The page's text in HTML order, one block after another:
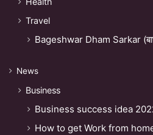
Travel
Bageshwar Dham Sarkar
News
Business
Business success idea
How to get Work from